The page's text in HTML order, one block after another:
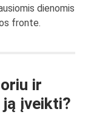
dienomis
fronte.
ir
ją įveikti?